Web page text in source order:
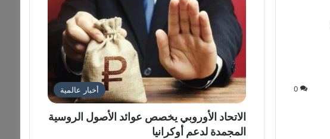
0 أخبار عالمية
الاتحاد الأوروبي يخصص عوائد الأصول الروسية
المجمدة لدعم أوكرانيا